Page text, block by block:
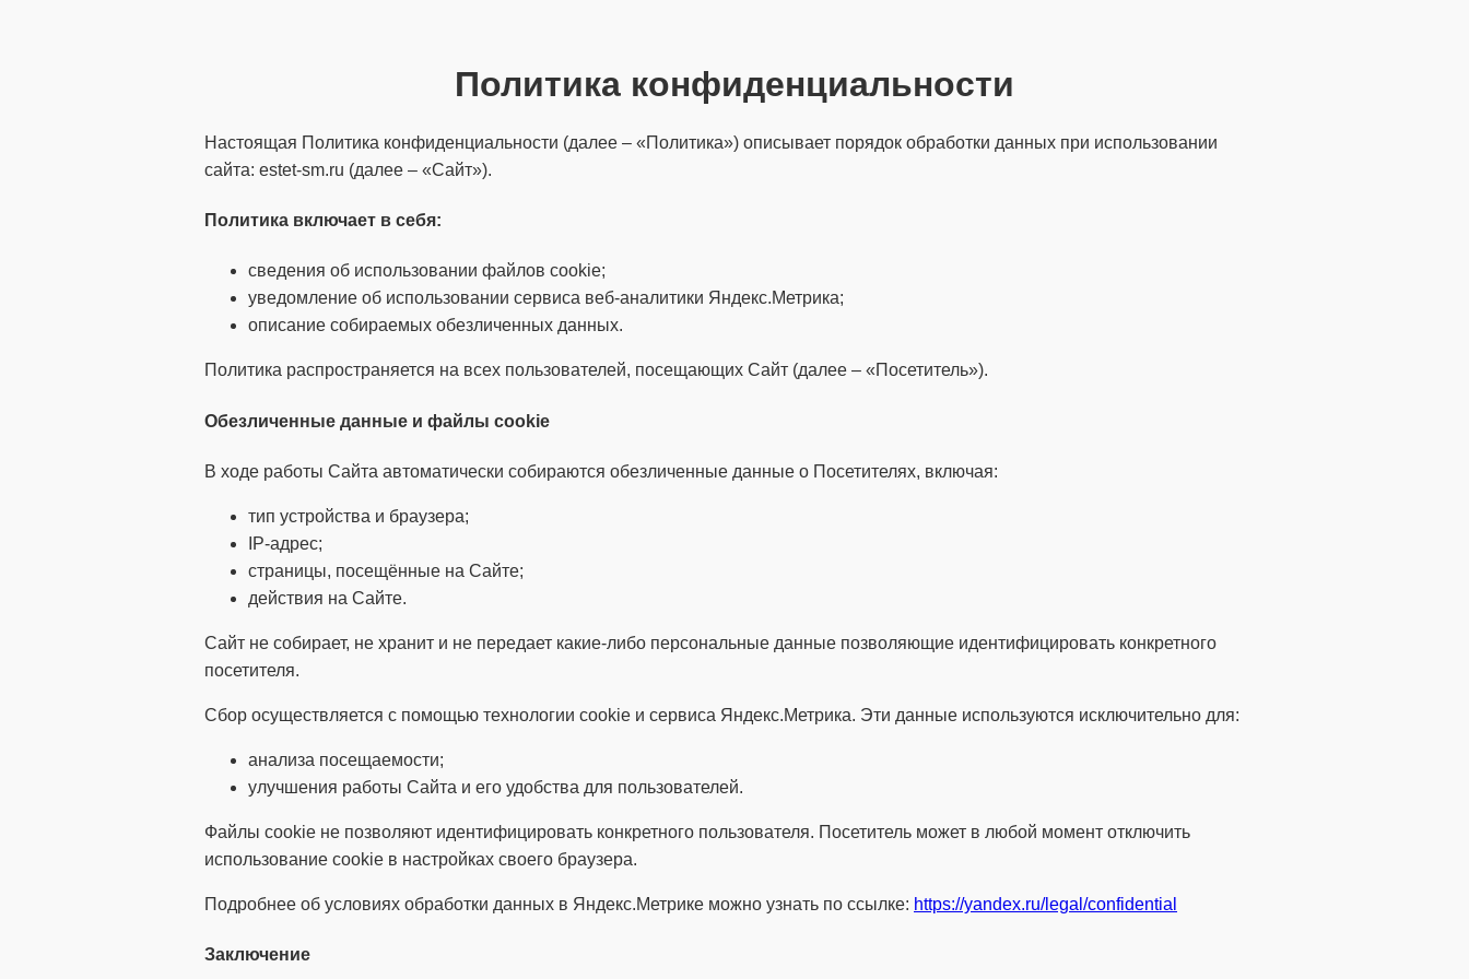
Политика конфиденциальности
Настоящая Политика конфиденциальности (далее – «Политика») описывает порядок обработки данных при использовании
сайта: estet-sm.ru (далее – «Сайт»).
Политика включает в себя:
сведения об использовании файлов cookie;
уведомление об использовании сервиса веб-аналитики Яндекс.Метрика;
описание собираемых обезличенных данных.
Политика распространяется на всех пользователей, посещающих Сайт (далее – «Посетитель»).
Обезличенные данные и файлы cookie
В ходе работы Сайта автоматически собираются обезличенные данные о Посетителях, включая:
тип устройства и браузера;
IP-адрес;
страницы, посещённые на Сайте;
действия на Сайте.
Сайт не собирает, не хранит и не передает какие-либо персональные данные позволяющие идентифицировать конкретного
посетителя.
Сбор осуществляется с помощью технологии cookie и сервиса Яндекс.Метрика. Эти данные используются исключительно для:
анализа посещаемости;
улучшения работы Сайта и его удобства для пользователей.
Файлы cookie не позволяют идентифицировать конкретного пользователя. Посетитель может в любой момент отключить
использование cookie в настройках своего браузера.
Подробнее об условиях обработки данных в Яндекс.Метрике можно узнать по ссылке: https://yandex.ru/legal/confidential
Заключение